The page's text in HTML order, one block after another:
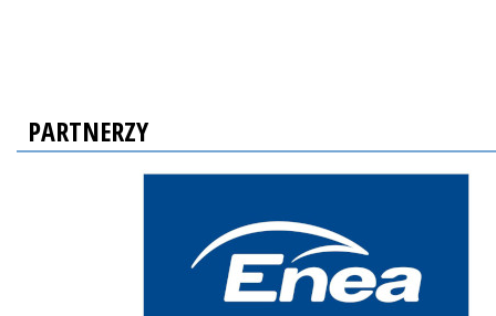
PARTNERZY